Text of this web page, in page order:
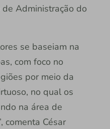
Administração do
se baseiam na
com foco no
por meio da
no qual os
na área de
comenta César